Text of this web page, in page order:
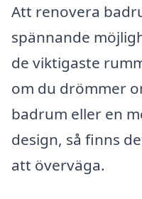
Att renovera
spännande
de viktigaste
om du drömmer
badrum eller en
design, så finns
att överväga.